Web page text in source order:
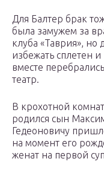
Для Балтер брак
была замужем за
клуба «Таврия», но
избежать сплетен
вместе
театр.
В крохотной
родился сын
Гедеоновичу
на момент его
женат на первой